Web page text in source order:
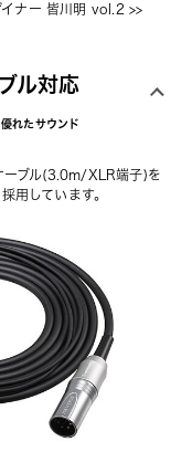
イナー 皆川明 vol.2 >>
ル対応
れたサウンド
ーブル(3.0m/XLR端子)を
用しています。